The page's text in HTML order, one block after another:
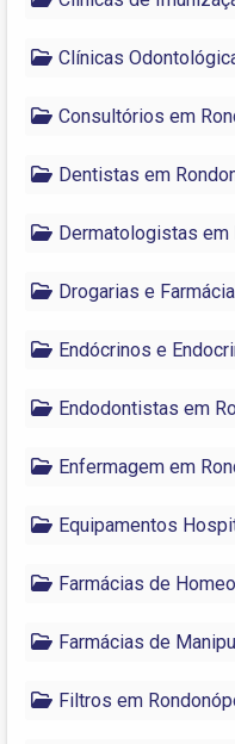
Clínicas
Consultórios em
Dentistas em
Dermatologistas em
Drogarias e
Endócrinos e
Endodontistas em
Enfermagem em
Equipamentos
Farmácias de
Farmácias de
Filtros em